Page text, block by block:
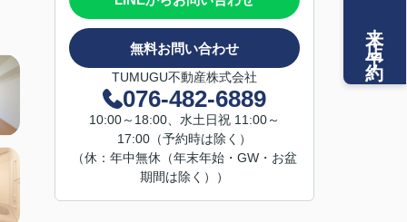
無料お問い合わせ
TUMUGU不動産株式会社
076-482-6889
10:00～18:00、水土日祝 11:00～
17:00（予約時は除く）
（休：年中無休（年末年始・GW・お盆
期間は除く））
来店予約